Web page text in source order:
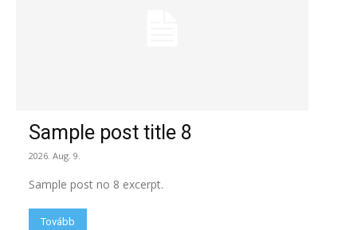
Sample post title 8
2026. Aug. 9.
Sample post no 8 excerpt.
Tovább